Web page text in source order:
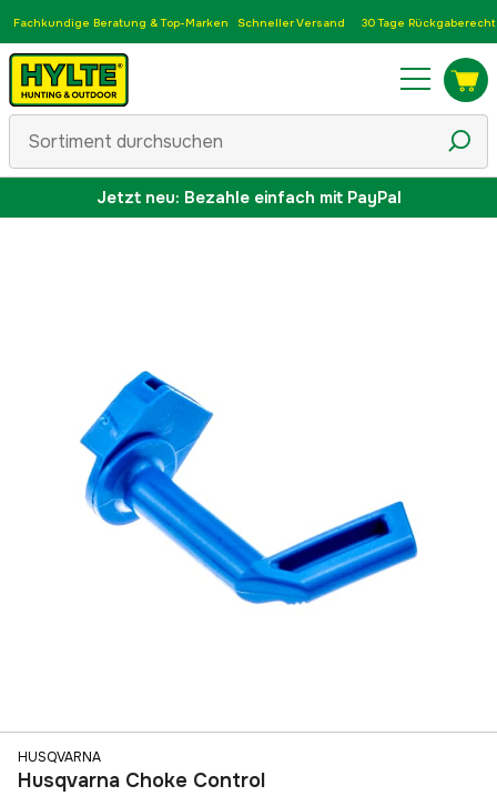
Fachkundige Beratung & Top-Marken Schneller Versand 30 Tage Rückgaberecht
Jetzt neu: Bezahle einfach mit PayPal
HUSQVARNA
Husqvarna Choke Control